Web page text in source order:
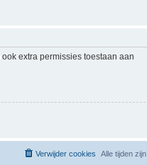
extra permissies toestaan aan
Alle tijden zijn
Verwijder cookies